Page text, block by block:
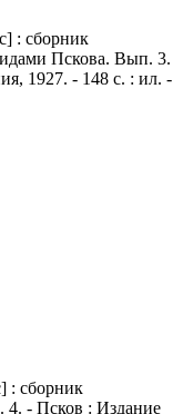
: сборник
Пскова. Вып. 3.
1927. - 148 с. : ил. -
: сборник
4. - Псков : Издание